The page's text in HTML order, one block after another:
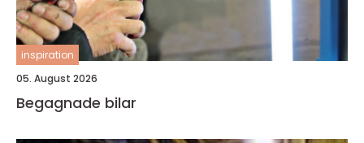
inspiration
05. August 2026
Begagnade bilar